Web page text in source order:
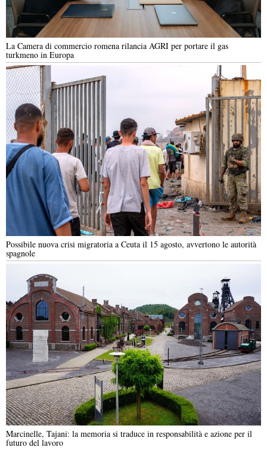
La Camera di commercio romena rilancia AGRI per portare il gas
turkmeno in Europa
Possibile nuova crisi migratoria a Ceuta il 15 agosto, avvertono le autorità
spagnole
Marcinelle, Tajani: la memoria si traduce in responsabilità e azione per il
futuro del lavoro